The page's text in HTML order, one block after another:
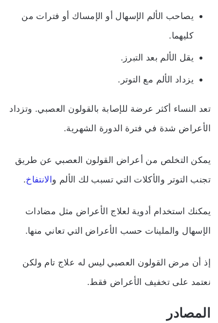
يصاحب الألم الإسهال أو الإمساك أو فترات من
كليهما.
يقل الألم بعد التبرز.
يزداد الألم مع التوتر.
تعد النساء أكثر عرضة للإصابة بالقولون العصبي. وتزداد
الأعراض شدة في فترة الدورة الشهرية.
يمكن التخلص من أعراض القولون العصبي عن طريق
تجنب التوتر والأكلات التي تسبب لك الألم والانتفاخ.
يمكنك استخدام أدوية لعلاج الأعراض مثل مضادات
الإسهال والملينات حسب الأعراض التي تعاني منها.
إذ أن مرض القولون العصبي ليس له علاج تام ولكن
نعتمد على تخفيف الأعراض فقط.
المصادر